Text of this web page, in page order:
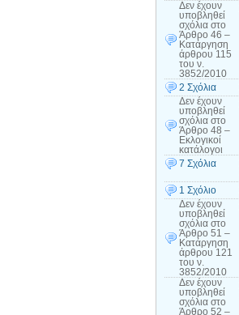
Δεν έχουν
υποβληθεί
σχόλια στο
Άρθρο 46 –
Κατάργηση
άρθρου 115
του ν.
3852/2010
2 Σχόλια
Δεν έχουν
υποβληθεί
σχόλια στο
Άρθρο 48 –
Εκλογικοί
κατάλογοι
7 Σχόλια
1 Σχόλιο
Δεν έχουν
υποβληθεί
σχόλια στο
Άρθρο 51 –
Κατάργηση
άρθρου 121
του ν.
3852/2010
Δεν έχουν
υποβληθεί
σχόλια στο
Άρθρο 52 –